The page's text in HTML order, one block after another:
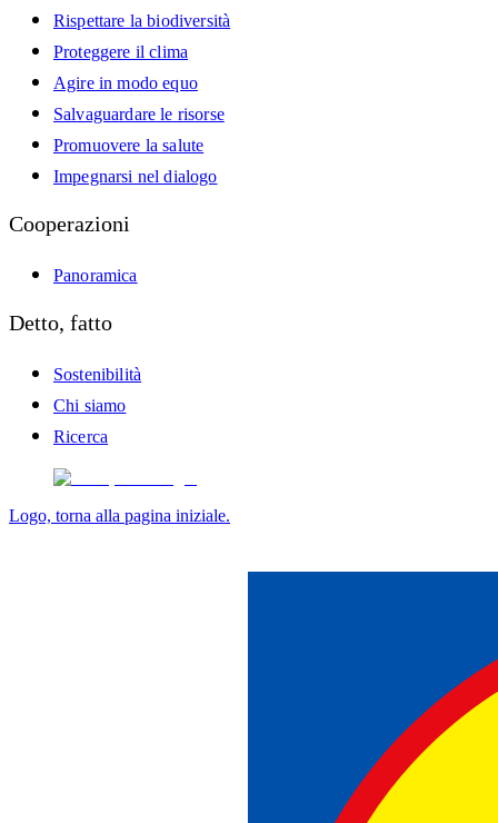
Rispettare la biodiversità
Proteggere il clima
Agire in modo equo
Salvaguardare le risorse
Promuovere la salute
Impegnarsi nel dialogo
Cooperazioni
Panoramica
Detto, fatto
Sostenibilità
Chi siamo
Ricerca
Logo, torna alla pagina iniziale.